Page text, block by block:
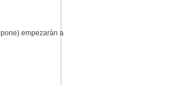
empezarán a